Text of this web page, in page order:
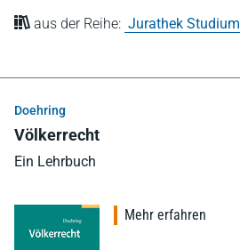
aus der Reihe: Jurathek Studium
Doehring
Völkerrecht
Ein Lehrbuch
Mehr erfahren